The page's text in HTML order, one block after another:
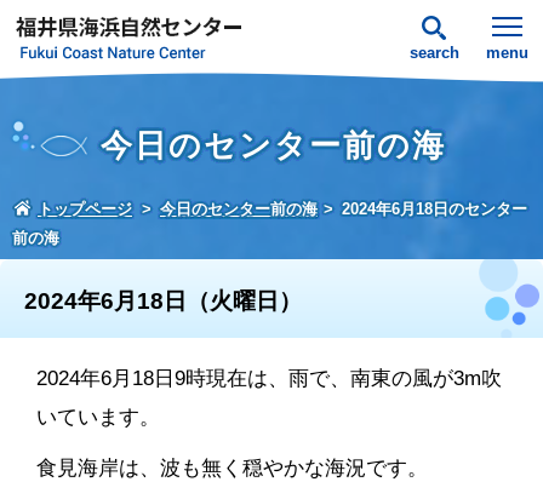
search menu
今日のセンター前の海
トップページ 今日のセンター前の海
2024年6月18日のセンター
前の海
2024年6月18日（火曜日）
2024年6月18日9時現在は、雨で、南東の風が3m吹
いています。
食見海岸は、波も無く穏やかな海況です。